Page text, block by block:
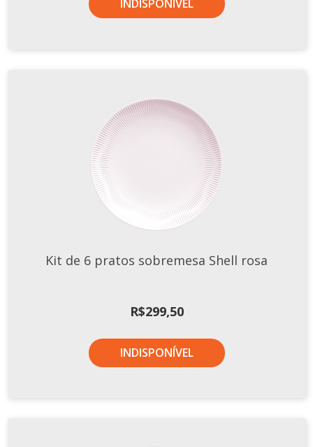
era:
R$358,47. R$159,26.
INDISPONÍVEL
Kit de 6 pratos sobremesa Shell rosa
R$299,50
INDISPONÍVEL